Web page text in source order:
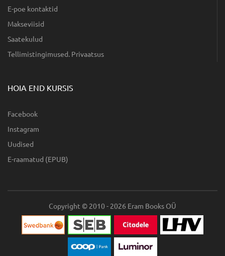
E-poe kontaktid
Makseviisid
Saatekulud
Tellimistingimused. Privaatsus
HOIA END KURSIS
Facebook
Instagram
Uudised
E-raamatud (EPUB)
Copyright © 2010 - 2026 Eram Books OÜ